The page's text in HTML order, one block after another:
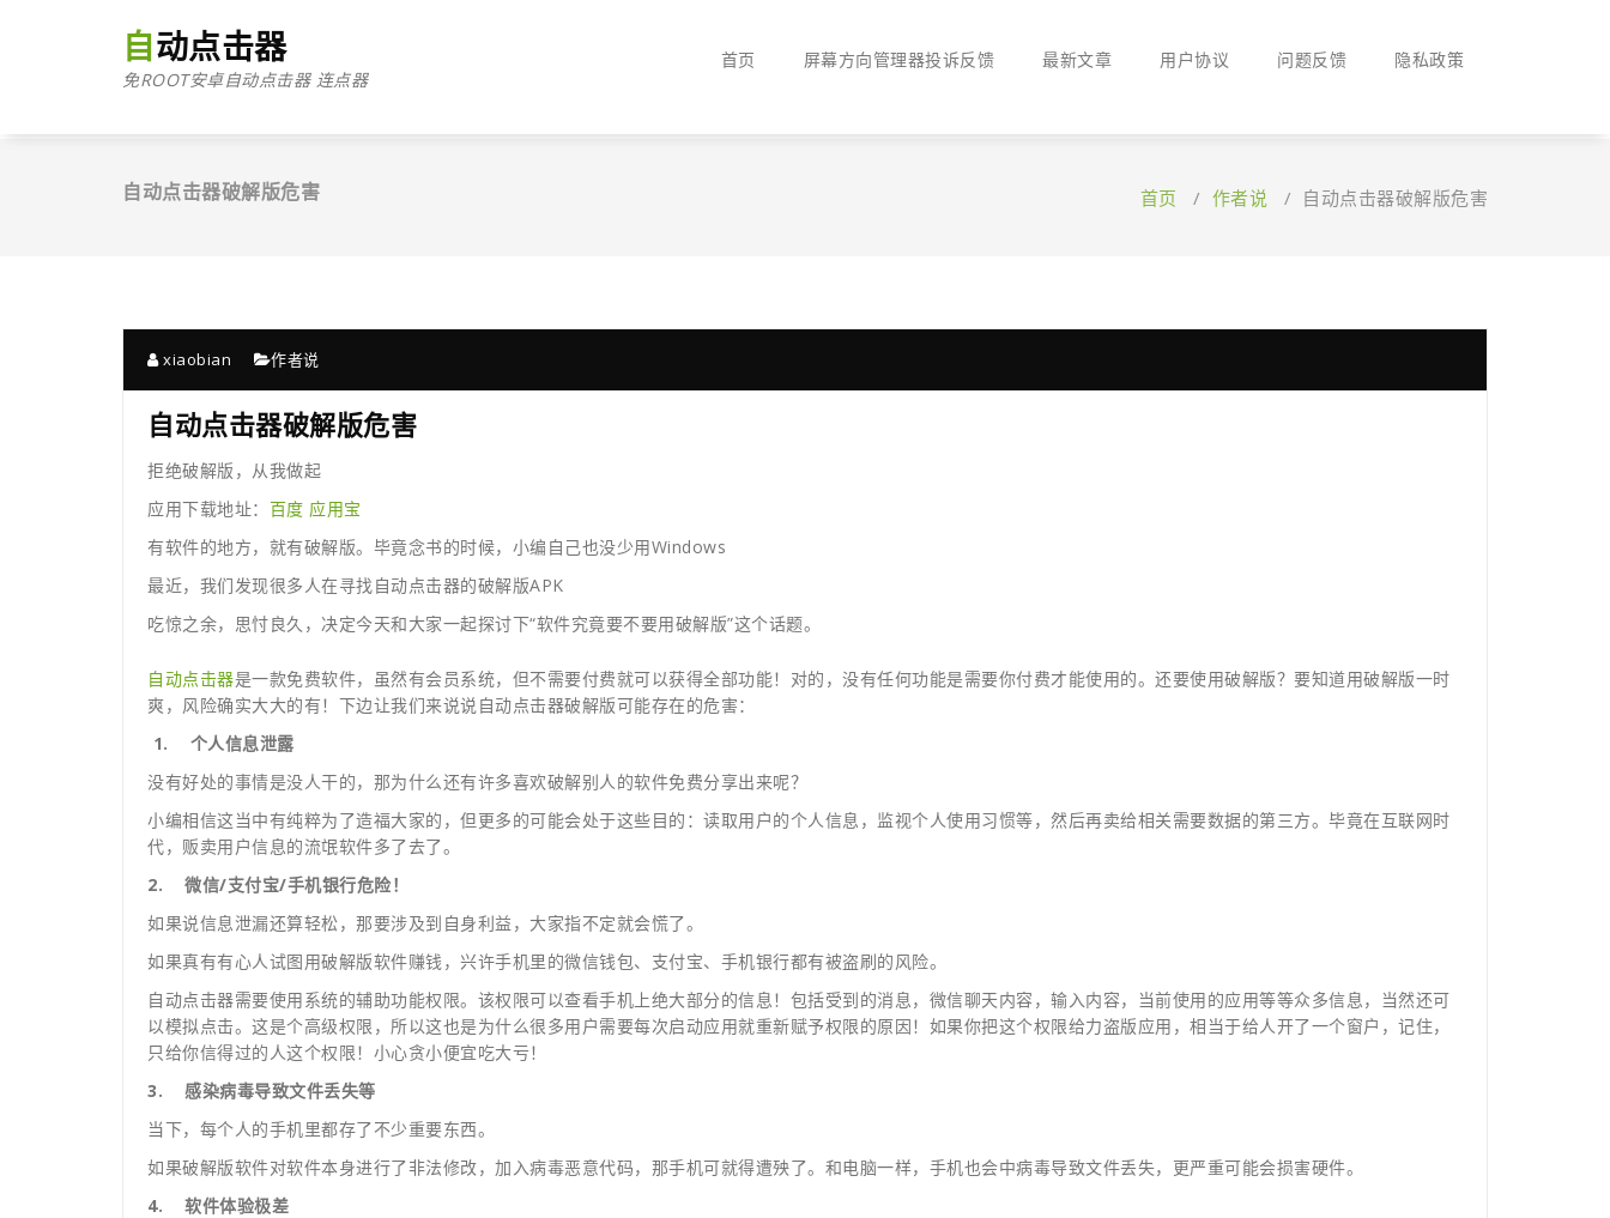
自动点击器
免ROOT安卓自动点击器 连点器
首页 屏幕方向管理器投诉反馈 最新文章 用户协议 问题反馈 隐私政策
自动点击器破解版危害 首页 / 作者说 / 自动点击器破解版危害
xiaobian 作者说
自动点击器破解版危害
拒绝破解版，从我做起
应用下载地址： 百度 应用宝
有软件的地方，就有破解版。毕竟念书的时候，小编自己也没少用Windows
最近，我们发现很多人在寻找自动点击器的破解版APK
吃惊之余，思忖良久，决定今天和大家一起探讨下“软件究竟要不要用破解版”这个话题。
自动点击器是一款免费软件，虽然有会员系统，但不需要付费就可以获得全部功能！对的，没有任何功能是需要你付费才能使用的。还要使用破解版？要知道用破解版一时
爽，风险确实大大的有！下边让我们来说说自动点击器破解版可能存在的危害：
1.
个人信息泄露
没有好处的事情是没人干的，那为什么还有许多喜欢破解别人的软件免费分享出来呢？
小编相信这当中有纯粹为了造福大家的，但更多的可能会处于这些目的：读取用户的个人信息，监视个人使用习惯等，然后再卖给相关需要数据的第三方。毕竟在互联网时
代，贩卖用户信息的流氓软件多了去了。
2.
微信/支付宝/手机银行危险！
如果说信息泄漏还算轻松，那要涉及到自身利益，大家指不定就会慌了。
如果真有有心人试图用破解版软件赚钱，兴许手机里的微信钱包、支付宝、手机银行都有被盗刷的风险。
自动点击器需要使用系统的辅助功能权限。该权限可以查看手机上绝大部分的信息！包括受到的消息，微信聊天内容，输入内容，当前使用的应用等等众多信息，当然还可
以模拟点击。这是个高级权限，所以这也是为什么很多用户需要每次启动应用就重新赋予权限的原因！如果你把这个权限给力盗版应用，相当于给人开了一个窗户，记住，
只给你信得过的人这个权限！小心贪小便宜吃大亏！
3.
感染病毒导致文件丢失等
当下，每个人的手机里都存了不少重要东西。
如果破解版软件对软件本身进行了非法修改，加入病毒恶意代码，那手机可就得遭殃了。和电脑一样，手机也会中病毒导致文件丢失，更严重可能会损害硬件。
4.
软件体验极差